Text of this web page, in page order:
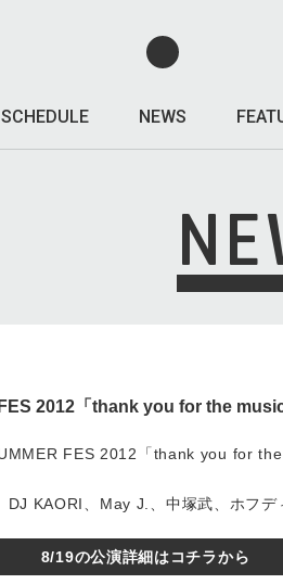
SCHEDULE NEWS
2012「thank you for the
FES 2012「thank you for the
DJ KAORI、May J.、中塚武、ホフ
8/19の公演詳細はコチラから